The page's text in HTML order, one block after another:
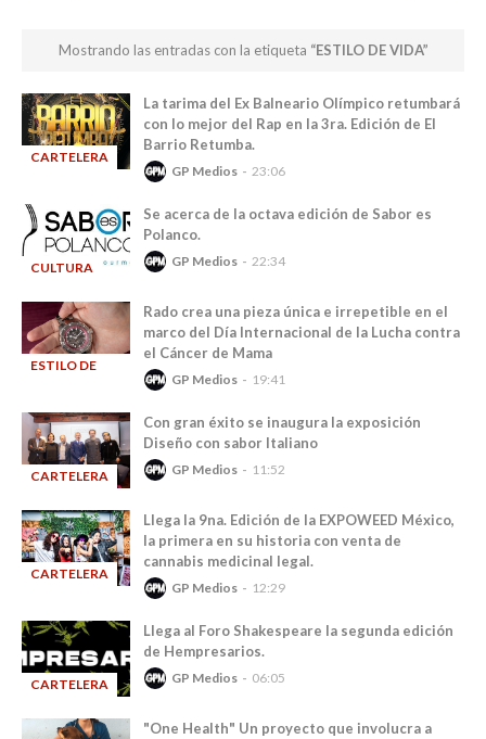
Mostrando las entradas con la etiqueta ESTILO DE VIDA
CARTELERA
La tarima del Ex Balneario Olímpico retumbará
con lo mejor del Rap en la 3ra. Edición de El
Barrio Retumba.
GP Medios 23:06
CULTURA
Se acerca de la octava edición de Sabor es
Polanco.
GP Medios 22:34
ESTILO DE
Rado crea una pieza única e irrepetible en el
marco del Día Internacional de la Lucha contra
el Cáncer de Mama
GP Medios 19:41
CARTELERA
Con gran éxito se inaugura la exposición
Diseño con sabor Italiano
GP Medios 11:52
CARTELERA
Llega la 9na. Edición de la EXPOWEED México,
la primera en su historia con venta de
cannabis medicinal legal.
GP Medios 12:29
CARTELERA
Llega al Foro Shakespeare la segunda edición
de Hempresarios.
GP Medios 06:05
"One Health" Un proyecto que involucra a